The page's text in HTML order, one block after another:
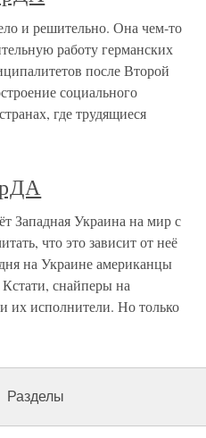
и решительно. Она чем-то
работу германских
после Второй
социального
где трудящиеся
Украина на мир с
что это зависит от неё
на Украине американцы
снайперы на
их исполнители. Но только
Разделы